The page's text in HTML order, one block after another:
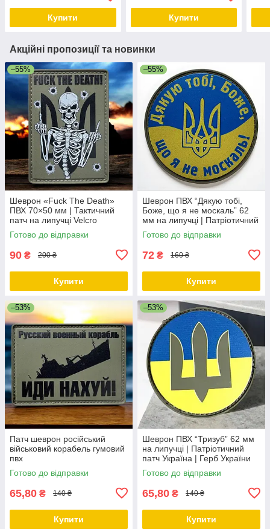
Купити Купити
Акційні пропозиції та новинки
–55%
Шеврон «Fuck The Death»
ПВХ 70×50 мм | Тактичний
патч на липучці Velcro
Готово до відправки
90 ₴ 200 ₴
Купити
–55%
Шеврон ПВХ “Дякую тобі,
Боже, що я не москаль” 62
мм на липучці | Патріотичний
патч Україна
Готово до відправки
72 ₴ 160 ₴
Купити
–53%
Патч шеврон російський
військовий корабель гумовий
пвх
Готово до відправки
65,80 ₴ 140 ₴
Купити
–53%
Шеврон ПВХ “Тризуб” 62 мм
на липучці | Патріотичний
патч Україна | Герб України
Готово до відправки
65,80 ₴ 140 ₴
Купити